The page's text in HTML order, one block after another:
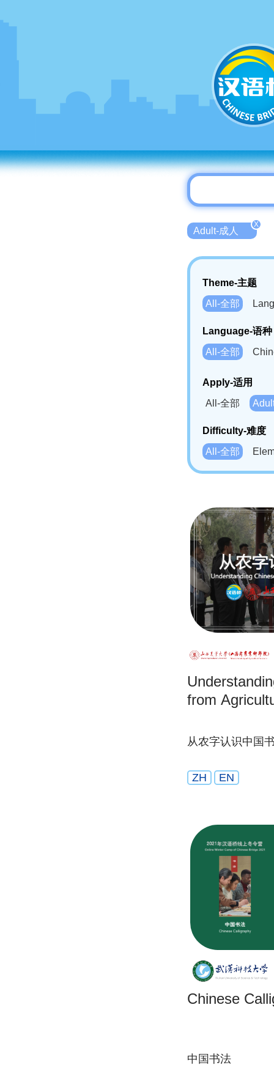
Adult-成人
X
Theme-主题
All-全部
Language-语种
All-全部
Bahasa
Swahili(SW)-
Apply-适用
All-全部
Difficulty-难度
All-全部
from
从农字认识中国
ZH EN
Chinese
中国书法